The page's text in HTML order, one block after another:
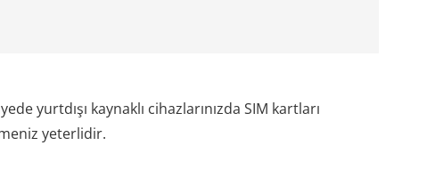
yurtdışı kaynaklı cihazlarınızda SIM kartları
yeterlidir.